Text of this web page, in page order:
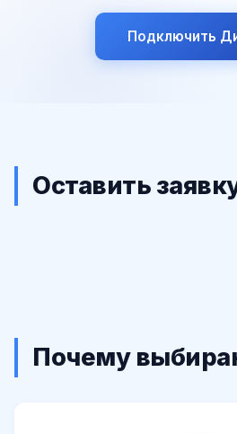
Подключить
Оставить
Почему